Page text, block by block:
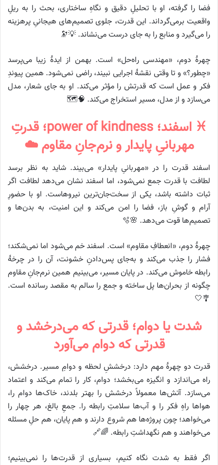
فضا را گرفته، او با تحلیلِ دقیق و نگاهِ ساختاری، بحث را به ریلِ
واقعیت برمی‌گرداند. این قدرت، جلوی تصمیم‌های هیجانیِ پرهزینه
را می‌گیرد و منابع را به جای درست می‌نشاند. 💡🔭
چهرهٔ دوم، «مهندسی راه‌حل» است. بهمن از ایدهٔ زیبا می‌پرسد
«چطور؟» و تا وقتی نقشهٔ اجرایی نبیند، راضی نمی‌شود. همین پیوندِ
فکر و عمل است که قدرتش را مؤثر می‌کند. او به جای شعار، مدل
می‌سازد و از مدل، مسیر استخراج می‌کند. 🧠🗺️
♓ اسفند؛ power of kindness؛ قدرتِ
مهربانیِ پایدار و نرم‌جانِ مقاوم ☁️
اسفند قدرت را در «مهربانیِ پایدار» می‌بیند. شاید به نظر برسد
لطافت با قدرت جمع نمی‌شود، اما اسفند نشان می‌دهد لطافت اگر
ثبات داشته باشد، یکی از سخت‌جان‌ترین نیروهاست. او با حضورِ
آرام و گوشِ باز، فضا را امن می‌کند و این امنیت، به بدن‌ها و
تصمیم‌ها قوت می‌دهد. 🌸🫧
چهرهٔ دوم، «انعطافِ مقاوم» است. اسفند خم می‌شود اما نمی‌شکند؛
فشار را جذب می‌کند و به‌جای پس‌دادنِ خشونت، آن را در چرخهٔ
رابطه خاموش می‌کند. در پایان مسیر، می‌بینیم همین نرم‌جانِ مقاوم
چگونه از بحران‌ها پل ساخته و جمع را سالم به مقصد رسانده است.
🎐🤍
شدت یا دوام؛ قدرتی که می‌درخشد و
قدرتی که دوام می‌آورد
قدرت دو چهرهٔ مهم دارد: درخششِ لحظه و دوامِ مسیر. درخشش،
راه می‌اندازد و انگیزه می‌بخشد؛ دوام، کار را تمام می‌کند و اعتماد
می‌سازد. آتش‌ها معمولاً درخشش را بهتر بلدند، خاک‌ها دوام را،
هواها راهِ فکر را و آب‌ها سلامتِ رابطه را. جمعِ بالغ، هر چهار را
می‌خواهد؛ چون پروژه‌ها هم شروع دارند و هم پایان، هم حلِ مسئله
می‌خواهند و هم نگهداشتِ رابطه. 🌈🔗
اگر فقط به شدت نگاه کنیم، بسیاری از قدرت‌ها را نمی‌بینیم؛